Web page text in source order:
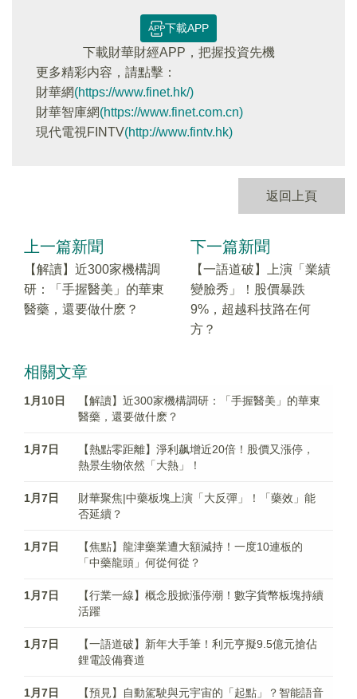
下載APP
下載財華財經APP，把握投資先機
更多精彩内容，請點擊：
財華網(https://www.finet.hk/)
財華智庫網(https://www.finet.com.cn)
現代電視FINTV(http://www.fintv.hk)
返回上頁
上一篇新聞
【解讀】近300家機構調
研：「手握醫美」的華東
醫藥，還要做什麽？
下一篇新聞
【一語道破】上演「業績
變臉秀」！股價暴跌
9%，超越科技路在何
方？
相關文章
1月10日
【解讀】近300家機構調研：「手握醫美」的華東
醫藥，還要做什麽？
1月7日
【熱點零距離】淨利飙增近20倍！股價又漲停，
熱景生物依然「大熱」！
1月7日
財華聚焦|中藥板塊上演「大反彈」！「藥效」能
否延續？
1月7日
【焦點】龍津藥業遭大額減持！一度10連板的
「中藥龍頭」何從何從？
1月7日
【行業一線】概念股掀漲停潮！數字貨幣板塊持續
活躍
1月7日
【一語道破】新年大手筆！利元亨擬9.5億元搶佔
鋰電設備賽道
1月7日
【預見】自動駕駛與元宇宙的「起點」？智能語音